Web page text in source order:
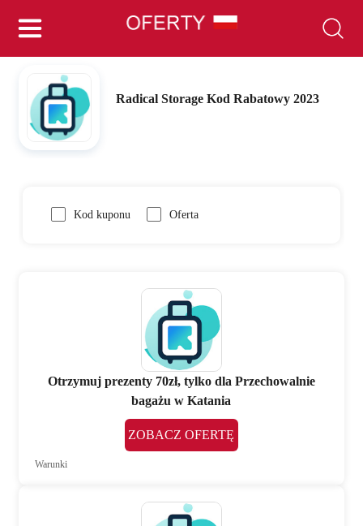
Radical Storage Kod Rabatowy 2023
Kod kuponu Oferta
Otrzymuj prezenty 70zł, tylko dla Przechowalnie
bagażu w Katania
ZOBACZ OFERTĘ
Warunki